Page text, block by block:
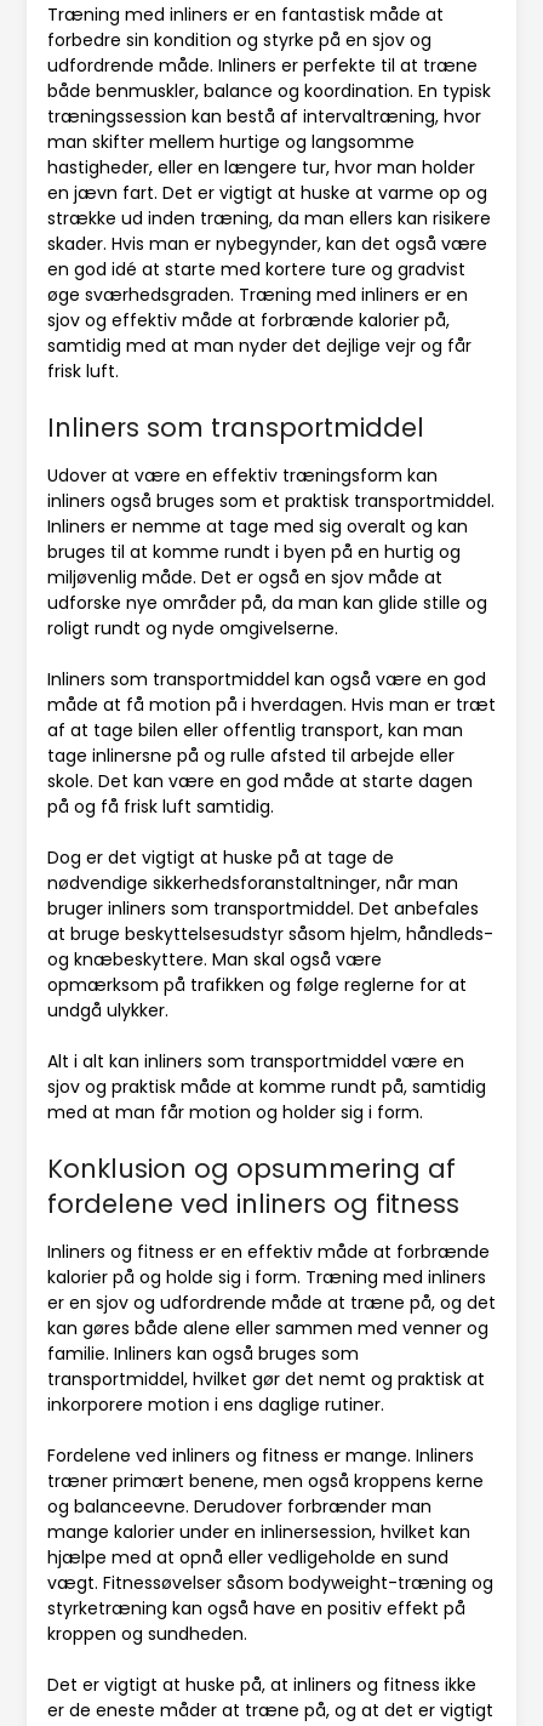
Træning med inliners er en fantastisk måde at
forbedre sin kondition og styrke på en sjov og
udfordrende måde. Inliners er perfekte til at træne
både benmuskler, balance og koordination. En typisk
træningssession kan bestå af intervaltræning, hvor
man skifter mellem hurtige og langsomme
hastigheder, eller en længere tur, hvor man holder
en jævn fart. Det er vigtigt at huske at varme op og
strække ud inden træning, da man ellers kan risikere
skader. Hvis man er nybegynder, kan det også være
en god idé at starte med kortere ture og gradvist
øge sværhedsgraden. Træning med inliners er en
sjov og effektiv måde at forbrænde kalorier på,
samtidig med at man nyder det dejlige vejr og får
frisk luft.
Inliners som transportmiddel
Udover at være en effektiv træningsform kan
inliners også bruges som et praktisk transportmiddel.
Inliners er nemme at tage med sig overalt og kan
bruges til at komme rundt i byen på en hurtig og
miljøvenlig måde. Det er også en sjov måde at
udforske nye områder på, da man kan glide stille og
roligt rundt og nyde omgivelserne.
Inliners som transportmiddel kan også være en god
måde at få motion på i hverdagen. Hvis man er træt
af at tage bilen eller offentlig transport, kan man
tage inlinersne på og rulle afsted til arbejde eller
skole. Det kan være en god måde at starte dagen
på og få frisk luft samtidig.
Dog er det vigtigt at huske på at tage de
nødvendige sikkerhedsforanstaltninger, når man
bruger inliners som transportmiddel. Det anbefales
at bruge beskyttelsesudstyr såsom hjelm, håndleds-
og knæbeskyttere. Man skal også være
opmærksom på trafikken og følge reglerne for at
undgå ulykker.
Alt i alt kan inliners som transportmiddel være en
sjov og praktisk måde at komme rundt på, samtidig
med at man får motion og holder sig i form.
Konklusion og opsummering af
fordelene ved inliners og fitness
Inliners og fitness er en effektiv måde at forbrænde
kalorier på og holde sig i form. Træning med inliners
er en sjov og udfordrende måde at træne på, og det
kan gøres både alene eller sammen med venner og
familie. Inliners kan også bruges som
transportmiddel, hvilket gør det nemt og praktisk at
inkorporere motion i ens daglige rutiner.
Fordelene ved inliners og fitness er mange. Inliners
træner primært benene, men også kroppens kerne
og balanceevne. Derudover forbrænder man
mange kalorier under en inlinersession, hvilket kan
hjælpe med at opnå eller vedligeholde en sund
vægt. Fitnessøvelser såsom bodyweight-træning og
styrketræning kan også have en positiv effekt på
kroppen og sundheden.
Det er vigtigt at huske på, at inliners og fitness ikke
er de eneste måder at træne på, og at det er vigtigt